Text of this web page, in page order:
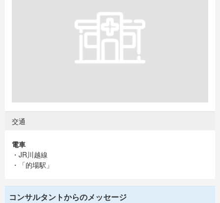
交通
電車
・JR川越線
・「的場駅」
コンサルタントからのメッセージ